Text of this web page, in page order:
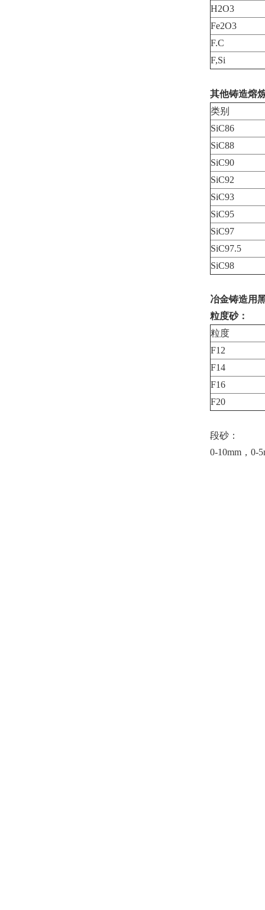
H2O3
Fe2O3
F.C
F,Si
其他铸造熔
类别
SiC86
SiC88
SiC90
SiC92
SiC93
SiC95
SiC97
SiC97.5
SiC98
冶金铸造用
粒度砂：
粒度
F12
F14
F16
F20
段砂：
0-10mm，0-